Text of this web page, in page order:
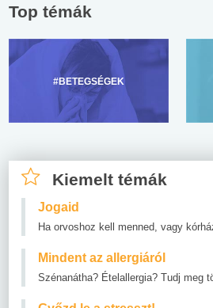
Top témák
#BETEGSÉGEK
Kiemelt témák
Jogaid
Ha orvoshoz kell menned, vagy
Mindent az allergiáról
Szénanátha? Ételallergia? Tudj meg